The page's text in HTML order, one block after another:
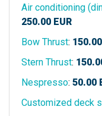
Air conditioning
250.00 EUR
Bow Thrust: 150.00
Stern Thrust:
Nespresso: 50.00
Customized deck